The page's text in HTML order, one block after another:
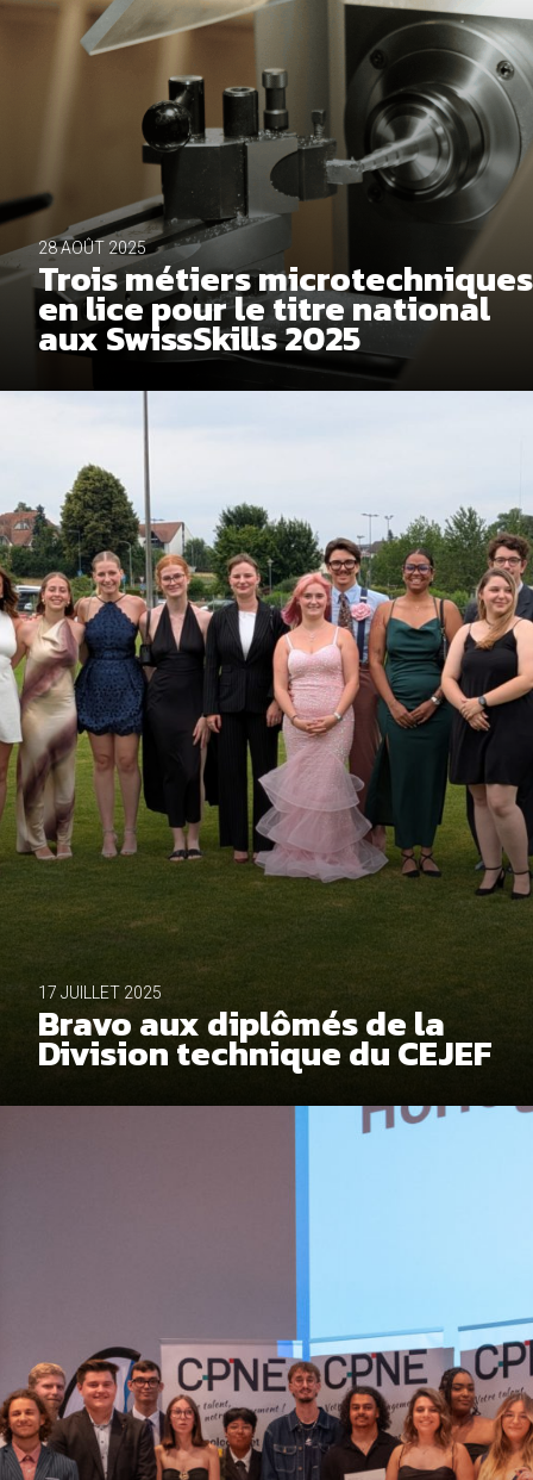
28 AOÛT 2025
Trois métiers microtechniques
en lice pour le titre national
aux SwissSkills 2025
17 JUILLET 2025
Bravo aux diplômés de la
Division technique du CEJEF
ACCEPTER TOUS LES COOKIES